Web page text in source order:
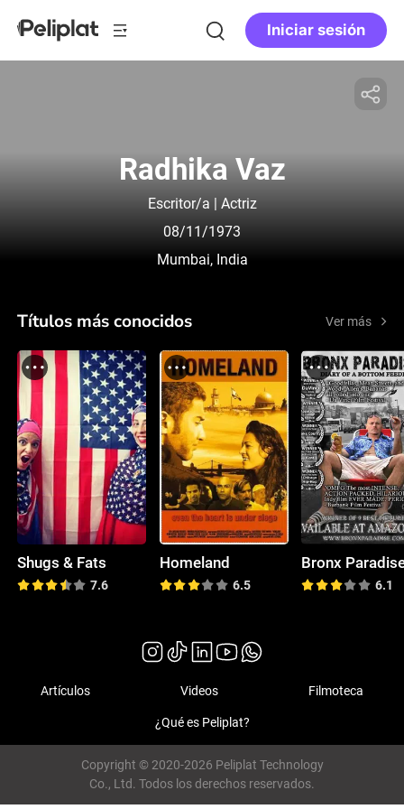
Iniciar sesión
Radhika Vaz
Escritor/a | Actriz
08/11/1973
Mumbai, India
Títulos más conocidos Ver más
Shugs & Fats
7.6
Homeland
6.5
Bronx
6.1
Artículos Videos Filmoteca
¿Qué es Peliplat?
Copyright © 2020-2026 Peliplat Technology
Co., Ltd. Todos los derechos reservados.